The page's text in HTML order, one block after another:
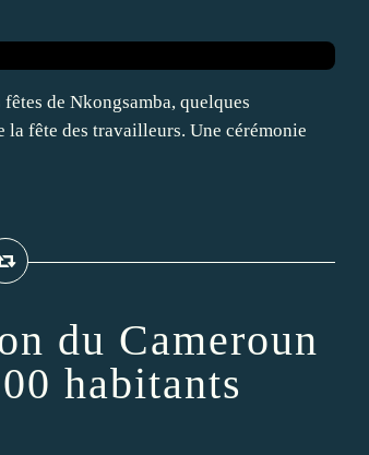
de Nkongsamba, quelques
fête des travailleurs. Une cérémonie
du Cameroun
habitants